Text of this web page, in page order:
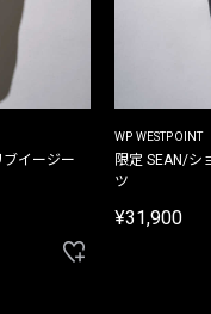
イージー
WP WESTPOINT
限定 SEAN/シ
ツ
¥31,900